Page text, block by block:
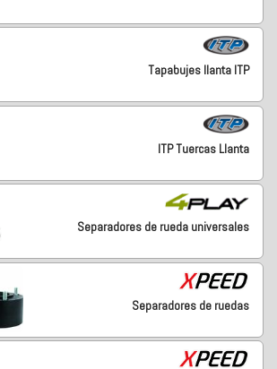
Tapabujes llanta ITP
ITP Tuercas Llanta
Separadores de rueda universales
Separadores de ruedas